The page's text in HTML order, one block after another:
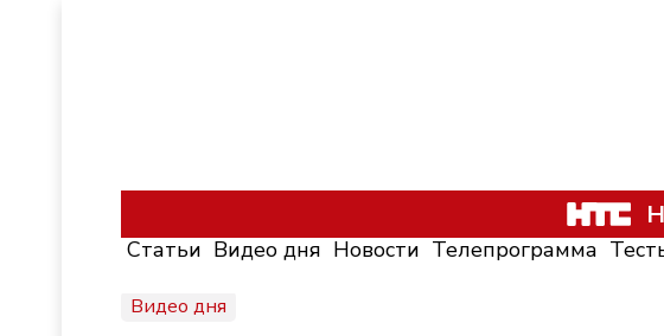
Статьи Видео дня Новости Телепрограмма
Видео дня